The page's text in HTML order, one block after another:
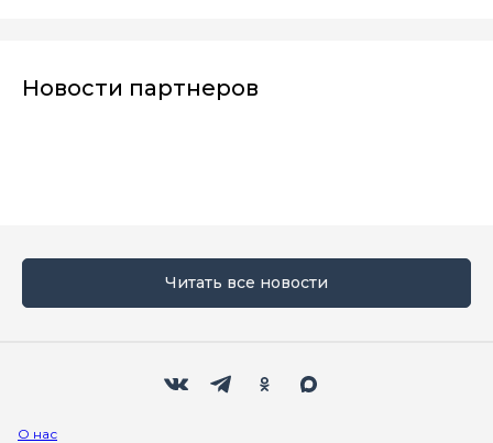
Новости партнеров
Читать все новости
О нас